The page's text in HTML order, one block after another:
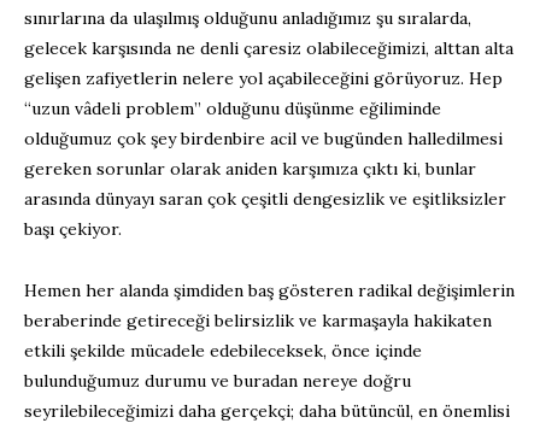
sınırlarına da ulaşılmış olduğunu anladığımız şu sıralarda,
gelecek karşısında ne denli çaresiz olabileceğimizi, alttan alta
gelişen zafiyetlerin nelere yol açabileceğini görüyoruz. Hep
“uzun vâdeli problem” olduğunu düşünme eğiliminde
olduğumuz çok şey birdenbire acil ve bugünden halledilmesi
gereken sorunlar olarak aniden karşımıza çıktı ki, bunlar
arasında dünyayı saran çok çeşitli dengesizlik ve eşitliksizler
başı çekiyor.
Hemen her alanda şimdiden baş gösteren radikal değişimlerin
beraberinde getireceği belirsizlik ve karmaşayla hakikaten
etkili şekilde mücadele edebileceksek, önce içinde
bulunduğumuz durumu ve buradan nereye doğru
seyrilebileceğimizi daha gerçekçi; daha bütüncül, en önemlisi